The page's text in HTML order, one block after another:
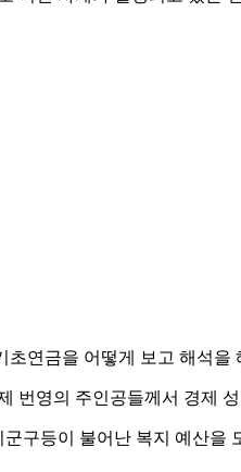
연금을 어떻게 보고 해석을
번영의 주인공들께서 경제
구등이 불어난 복지 예산